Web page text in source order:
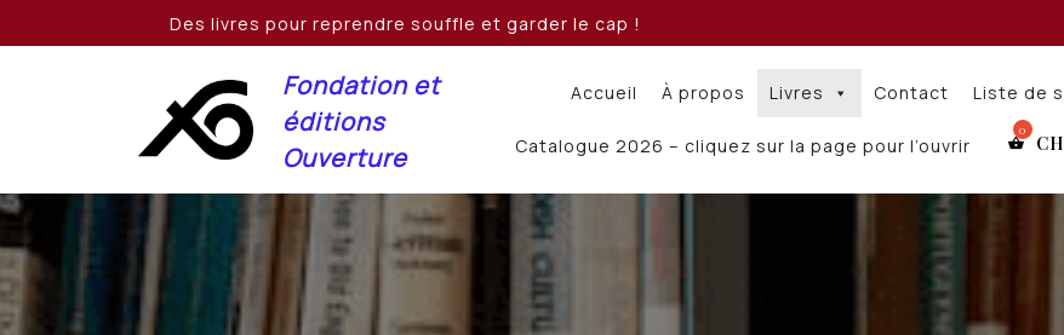
Des livres pour reprendre souffle et garder le cap !
Fondation et
éditions
Ouverture
Accueil À propos Livres Contact Liste de
Catalogue 2026 – cliquez sur la page pour l’ouvrir